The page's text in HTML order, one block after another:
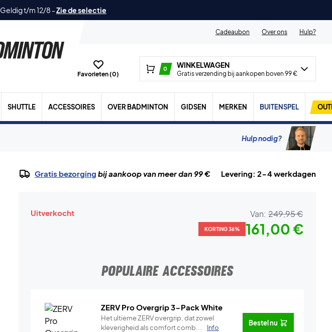
Geldig t/m 12/8 -Zie de selectie
Cadeaubon
Over ons Hulp?
Favorieten (0)
0 WINKELWAGEN
Gratis verzending bij aankopen boven 99 €
SHUTTLE ACCESSOIRES OVER BADMINTON GIDSEN MERKEN BUITENSPEL
Hulp nodig?
Gratis bezorging bij aankoop van meer dan 99 € Levering: 2-4 werkdagen
Uitverkocht Van: 249,95 €
KORTING 36% 161,00 €
POPULAIRE ACCESSOIRES
ZERV Pro Overgrip 3-Pack White
Het ultieme ZERV overgrip, dat zowel
kleverigheid als comfort comb...
Info
Bestel nu